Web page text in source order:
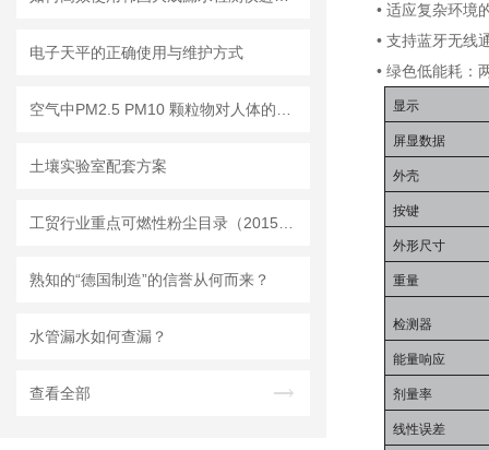
电子天平的正确使用与维护方式
土壤实验室配套方案
熟知的“德国制造”的信誉从何而来？
水管漏水如何查漏？
查看全部
• 适应复杂环境
• 支持蓝牙无线
• 绿色低能耗：
显示
屏显数据
外壳
按键
外形尺寸
重量
检测器
能量响应
剂量率
线性误差